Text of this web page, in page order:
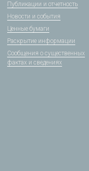
Публикации и отчетность
Новости и события
Ценные бумаги
Раскрытие информации
Сообщения о существенных
фактах и сведениях